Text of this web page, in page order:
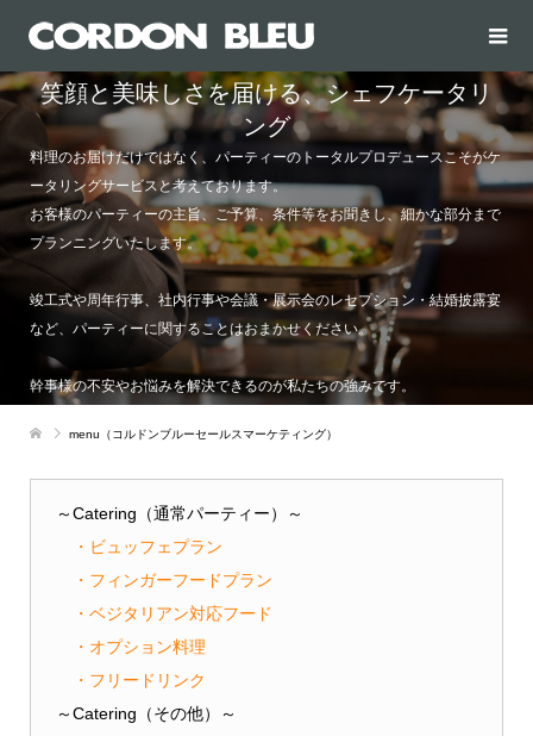
笑顔と美味しさを届ける、シェフケータリ
ング
料理のお届けだけではなく、パーティーのトータルプロデュースこそがケ
ータリングサービスと考えております。
お客様のパーティーの主旨、ご予算、条件等をお聞きし、細かな部分まで
プランニングいたします。
竣工式や周年行事、社内行事や会議・展示会のレセプション・結婚披露宴
など、パーティーに関することはおまかせください。
幹事様の不安やお悩みを解決できるのが私たちの強みです。
menu（コルドンブルーセールスマーケティング）
～Catering（通常パーティー）～
・ビュッフェプラン
・フィンガーフードプラン
・ベジタリアン対応フード
・オプション料理
・フリードリンク
～Catering（その他）～